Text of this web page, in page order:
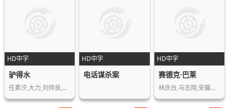
HD中字
驴得水
任素汐,大力,刘帅良,裴魁山,阿如那,韩…
HD中字
电话谋杀案
HD中字
赛德克·巴莱
林庆台,马志翔,安藤政信,河原萨布,徐诣…